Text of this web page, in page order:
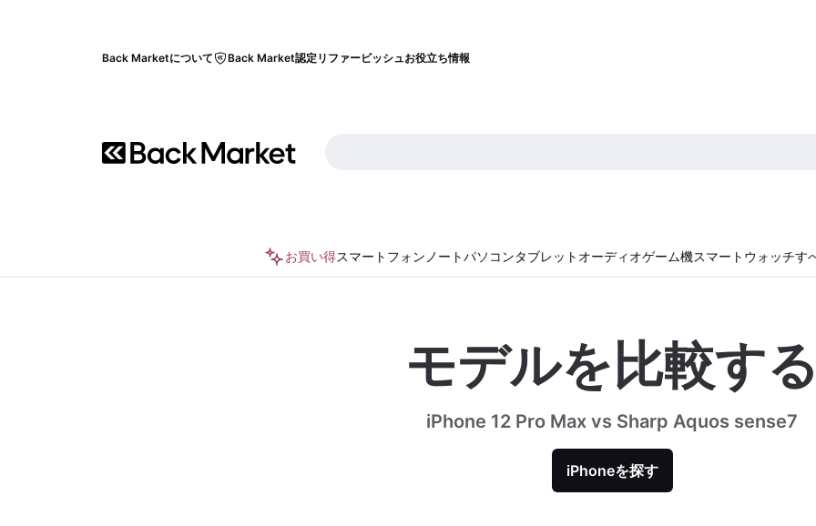
Back Marketについて Back Market認定リファービッシュお役立ち情報
お買い得スマートフォン ノートパソコンタブレット オーディオゲーム機スマートウォッチす
モデルを比較す
iPhone 12 Pro Max vs Sharp Aquos sense7
iPhoneを探す